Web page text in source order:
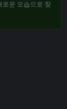
로운 모습으로 찾